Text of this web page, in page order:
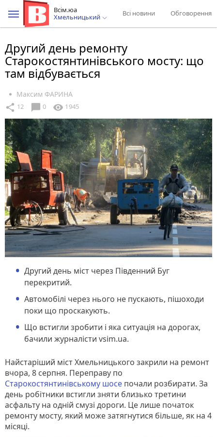
Всім.юа
Хмельницький
Всі новини Обговорення
Другий день ремонту
Старокостянтинівського мосту: що
там відбувається
Максим ФАРИНА
share 12 chat_bubble 0 visibility 1945
Другий день міст через Південний Буг
перекритий.
Автомобілі через нього не пускають, пішоходи
поки що проскакують.
Що встигли зробити і яка ситуація на дорогах,
бачили журналісти vsim.ua.
Найстаріший міст Хмельницького закрили на ремонт
вчора, 8 серпня. Переправу по
Старокостянтинівському шосе почали розбирати. За
день робітники встигли зняти близько третини
асфальту на одній смузі дороги. Це лише початок
ремонту мосту, який може затягнутися більше, як на 4
місяці.